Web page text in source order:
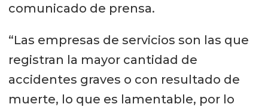
comunicado de prensa.
“Las empresas de servicios son las que
registran la mayor cantidad de
accidentes graves o con resultado de
muerte, lo que es lamentable, por lo